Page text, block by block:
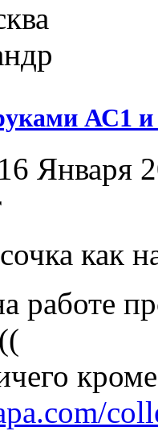
АС1 и
16 Января
как
работе